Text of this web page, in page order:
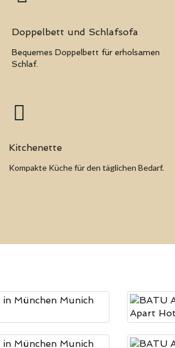
Doppelbett und Schlafsofa
Bequemes Doppelbett für erholsamen
Schlaf.
Kitchenette
Kompakte Küche für den täglichen Bedarf.